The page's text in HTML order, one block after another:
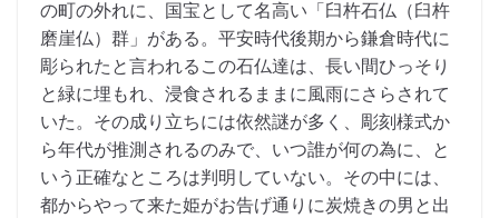
の町の外れに、国宝として名高い「臼杵石仏（臼杵
磨崖仏）群」がある。平安時代後期から鎌倉時代に
彫られたと言われるこの石仏達は、長い間ひっそり
と緑に埋もれ、浸食されるままに風雨にさらされて
いた。その成り立ちには依然謎が多く、彫刻様式か
ら年代が推測されるのみで、いつ誰が何の為に、と
いう正確なところは判明していない。その中には、
都からやって来た姫がお告げ通りに炭焼きの男と出